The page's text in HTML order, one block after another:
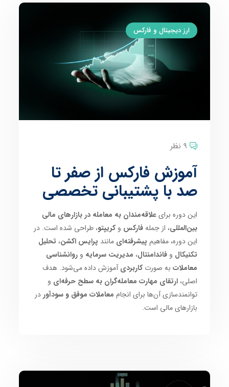
ارز دیجیتال و فارکس
9 نظر
آموزش فارکس از صفر تا
صد با پشتیبانی تخصصی
این دوره برایعلاقه‌مندان به معامله در بازارهای مالی
بین‌المللی، از جملهفارکس وکریپتو، طراحی شده است. در
این دوره، مفاهیم پیشرفته‌ای مانند پرایس اکشن، تحلیل
تکنیکال وفاندامنتال، مدیریت سرمایه وروانشناسی
معاملات به صورتکاربردیآموزش داده می‌شود. هدف
اصلی،ارتقای مهارت معامله‌گران به سطح حرفه‌ای و
توانمندسازی آن‌ها برای انجام معاملات موفق و سودآور در
بازارهای مالی است.